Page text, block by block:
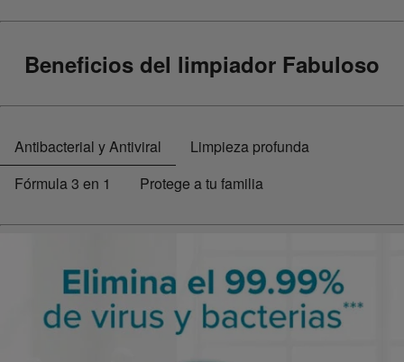
Beneficios del limpiador Fabuloso
Antibacterial y Antiviral
Limpieza profunda
Fórmula 3 en 1
Protege a tu familia